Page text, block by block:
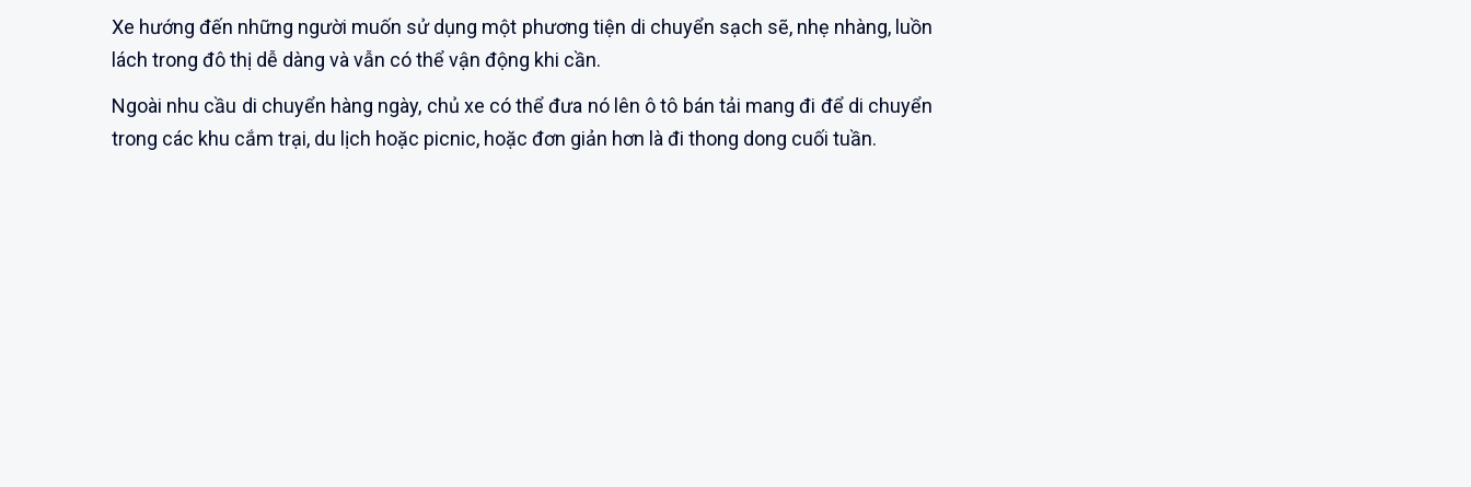
Xe hướng đến những người muốn sử dụng một phương tiện di chuyển sạch sẽ, nhẹ nhàng, luồn
lách trong đô thị dễ dàng và vẫn có thể vận động khi cần.
Ngoài nhu cầu di chuyển hàng ngày, chủ xe có thể đưa nó lên ô tô bán tải mang đi để di chuyển
trong các khu cắm trại, du lịch hoặc picnic, hoặc đơn giản hơn là đi thong dong cuối tuần.